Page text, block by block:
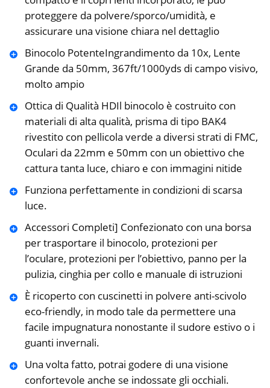
proteggere da polvere/sporco/umidità, e
assicurare una visione chiara nel dettaglio
Binocolo PotenteIngrandimento da 10x, Lente
Grande da 50mm, 367ft/1000yds di campo visivo,
molto ampio
Ottica di Qualità HDIl binocolo è costruito con
materiali di alta qualità, prisma di tipo BAK4
rivestito con pellicola verde a diversi strati di FMC,
Oculari da 22mm e 50mm con un obiettivo che
cattura tanta luce, chiaro e con immagini nitide
Funziona perfettamente in condizioni di scarsa
luce.
Accessori Completi] Confezionato con una borsa
per trasportare il binocolo, protezioni per
l’oculare, protezioni per l’obiettivo, panno per la
pulizia, cinghia per collo e manuale di istruzioni
È ricoperto con cuscinetti in polvere anti-scivolo
eco-friendly, in modo tale da permettere una
facile impugnatura nonostante il sudore estivo o i
guanti invernali.
Una volta fatto, potrai godere di una visione
confortevole anche se indossate gli occhiali.